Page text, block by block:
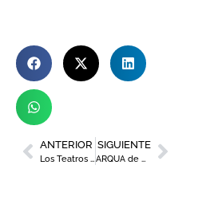
ANTERIOR
Los Teatros y Auditorios de Murcia celebran el inicio de la nueva temporada
SIGUIENTE
ARQUA de Cartagena, entre los museos imprescindibles de España